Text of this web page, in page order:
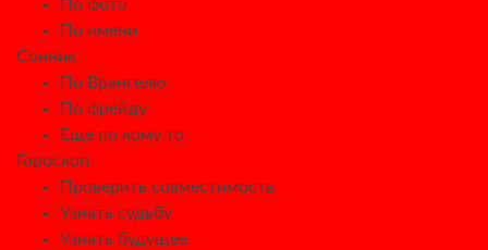
По фото
По имени
Сонник
По Врангелю
По фрейду
Еще по кому то
Гороскоп
Проверить совместимость
Узнать судьбу
Узнать будущее